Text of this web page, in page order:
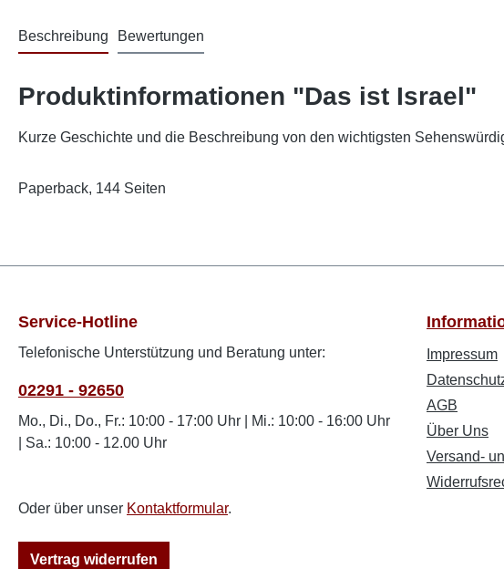
Beschreibung Bewertungen
Produktinformationen "Das ist Israel"
Kurze Geschichte und die Beschreibung von den wichtigsten
Paperback, 144 Seiten
Service-Hotline
Telefonische Unterstützung und Beratung unter:
02291 - 92650
Mo., Di., Do., Fr.: 10:00 - 17:00 Uhr | Mi.: 10:00 - 16:00 Uhr
| Sa.: 10:00 - 12.00 Uhr
Oder über unser Kontaktformular.
Vertrag widerrufen
Impressum
AGB
Über Uns
Versand-